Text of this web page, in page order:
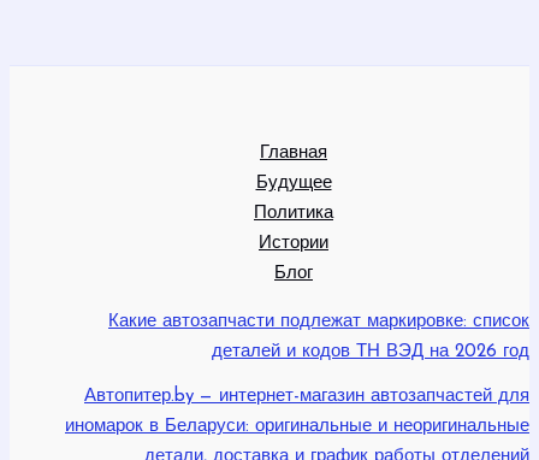
Главная
Будущее
Политика
Истории
Блог
Какие автозапчасти подлежат маркировке: список
деталей и кодов ТН ВЭД на 2026 год
Автопитер.by — интернет-магазин автозапчастей для
иномарок в Беларуси: оригинальные и неоригинальные